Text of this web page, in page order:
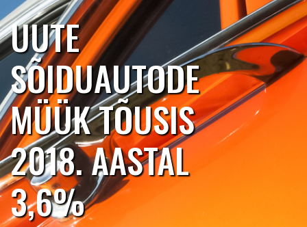
UUTE
SÕIDUAUTODE
MÜÜK TÕUSIS
2018. AASTAL
3,6%